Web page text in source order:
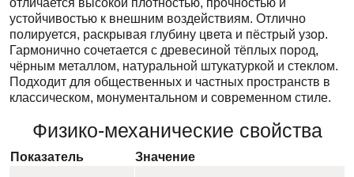
устойчивостью к внешним воздействиям. Отлично
полируется, раскрывая глубину цвета и пёстрый узор.
Гармонично сочетается с древесиной тёплых пород,
чёрным металлом, натуральной штукатуркой и стеклом.
Подходит для общественных и частных пространств в
классическом, монументальном и современном стиле.
Физико-механические свойства
Показатель Значение